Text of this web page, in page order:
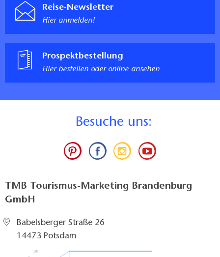
Reise-Newsletter
Hier anmelden!
Prospektbestellung
Hier bestellen oder online ansehen
Besuche uns:
TMB Tourismus-Marketing Brandenburg
GmbH
Babelsberger Straße 26
14473 Potsdam